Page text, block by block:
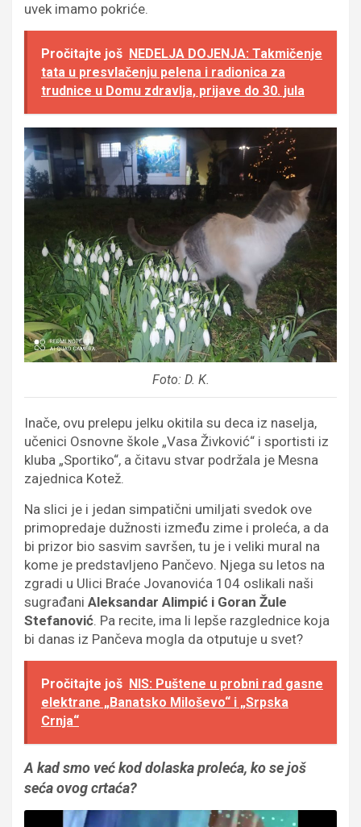
uvek imamo pokriće.
Pročitajte još NEDELJA DOJENJA: Takmičenje
tata u presvlačenju pelena i radionica za
trudnice u Domu zdravlja, prijave do 30. jula
Foto: D. K.
Inače, ovu prelepu jelku okitila su deca iz naselja,
učenici Osnovne škole „Vasa Živković“ i sportisti iz
kluba „Sportiko“, a čitavu stvar podržala je Mesna
zajednica Kotež.
Na slici je i jedan simpatični umiljati svedok ove
primopredaje dužnosti između zime i proleća, a da
bi prizor bio sasvim savršen, tu je i veliki mural na
kome je predstavljeno Pančevo. Njega su letos na
zgradi u Ulici Braće Jovanovića 104 oslikali naši
sugrađani Aleksandar Alimpić i Goran Žule
Stefanović. Pa recite, ima li lepše razglednice koja
bi danas iz Pančeva mogla da otputuje u svet?
Pročitajte još NIS: Puštene u probni rad gasne
elektrane „Banatsko Miloševo“ i „Srpska
Crnja“
A kad smo već kod dolaska proleća, ko se još
seća ovog crtaća?